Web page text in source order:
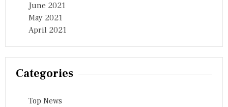
June 2021
May 2021
April 2021
Categories
Top News